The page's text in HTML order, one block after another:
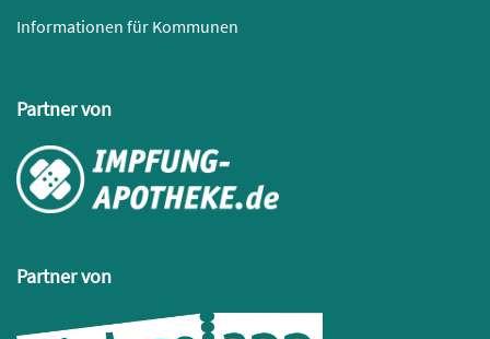
Informationen für Kommunen
Partner von
Partner von